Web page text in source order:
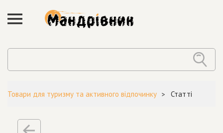
Товари для туризму та активного відпочинку Статті